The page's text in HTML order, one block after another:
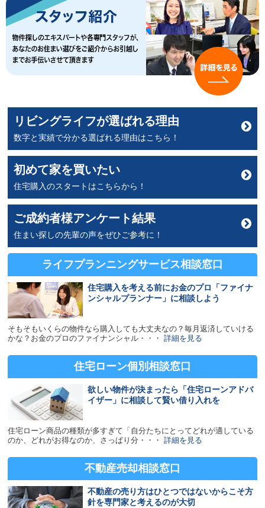
リビングライフが選ばれる理由
数字と実績で分かる選ばれる理由はこちら！
初めて家を買いたい
住宅購入のスタートはこちらから！
ご成約者様アンケート結果
住まい探しの先輩の声をぜひご参考に！
ライフプランニングサービス相談窓口
住宅購入を考える前にお金のプロ「ファイナ
ンシャルプランナー」に相談しよう
そもそもいくらの物件なら購入しても大丈夫なの？毎月返済していける
かな？お金のプロのファイナンシャル・・・詳細を見る
住宅ローン個別相談窓口
欲しい物件が決まったら「住宅ローンアドバ
イザー」に相談して賢い借り入れを
住宅ローン商品の種類が多すぎて「自分たちにとってどれが適している
のか、どれがお得なのか、さっぱり分・・・詳細を見る
不動産売却相談窓口
不動産の売り方はひとつではないからこそ方
針を専門家と考えるのが大切